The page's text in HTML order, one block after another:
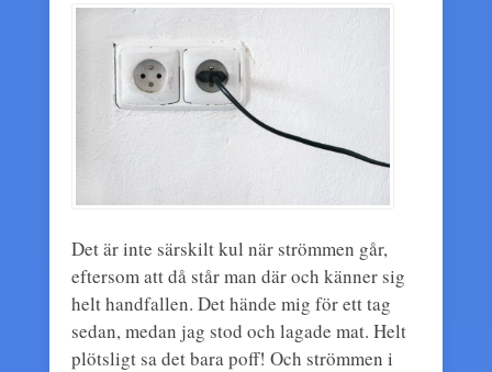
Det är inte särskilt kul när strömmen går,
eftersom att då står man där och känner sig
helt handfallen. Det hände mig för ett tag
sedan, medan jag stod och lagade mat. Helt
plötsligt sa det bara poff! Och strömmen i